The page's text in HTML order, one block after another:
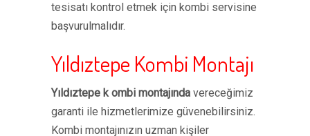
tesisatı kontrol etmek için kombi servisine
başvurulmalıdır.
Yıldıztepe Kombi Montajı
Yıldıztepe k ombi montajında vereceğimiz
garanti ile hizmetlerimize güvenebilirsiniz.
Kombi montajınızın uzman kişiler